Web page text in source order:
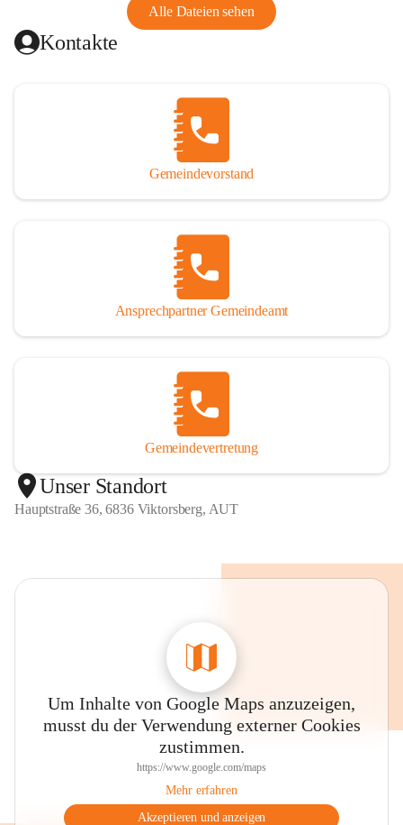
Alle Dateien sehen
Kontakte
Gemeindevorstand
Ansprechpartner Gemeindeamt
Gemeindevertretung
Unser Standort
Hauptstraße 36, 6836 Viktorsberg, AUT
Um Inhalte von Google Maps anzuzeigen,
musst du der Verwendung externer Cookies
zustimmen.
https://www.google.com/maps
Mehr erfahren
Akzeptieren und anzeigen